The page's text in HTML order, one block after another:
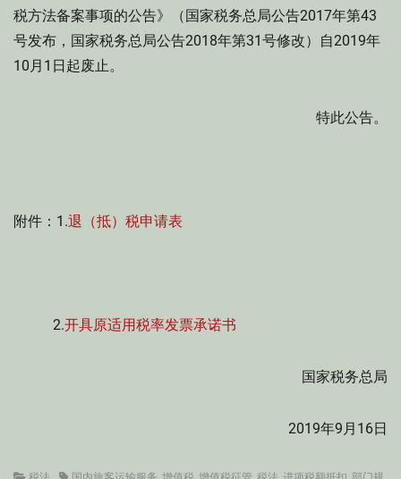
税方法备案事项的公告》（国家税务总局公告2017年第43
号发布，国家税务总局公告2018年第31号修改）自2019年
10月1日起废止。
特此公告。
附件：1.退（抵）税申请表
2.开具原适用税率发票承诺书
国家税务总局
2019年9月16日
CategoriesTags